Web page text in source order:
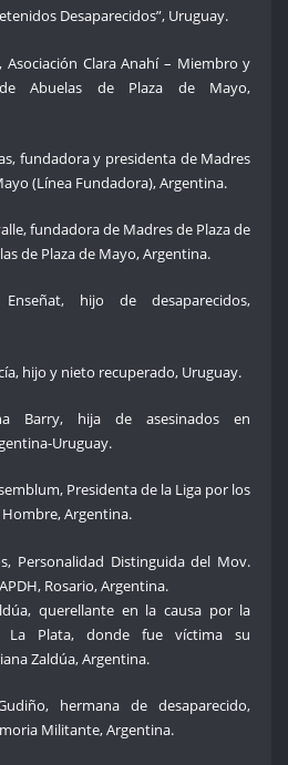
Desaparecidos”, Uruguay.
Asociación Clara Anahí – Miembro y
Abuelas de Plaza de Mayo,
fundadora y presidenta de Madres
(Línea Fundadora), Argentina.
fundadora de Madres de Plaza de
de Plaza de Mayo, Argentina.
hijo de desaparecidos,
hijo y nieto recuperado, Uruguay.
Barry, hija de asesinados en
Uruguay.
Presidenta de la Liga por los
Argentina.
Personalidad Distinguida del Mov.
Rosario, Argentina.
querellante en la causa por la
La Plata, donde fue víctima su
Zaldúa, Argentina.
hermana de desaparecido,
Militante, Argentina.